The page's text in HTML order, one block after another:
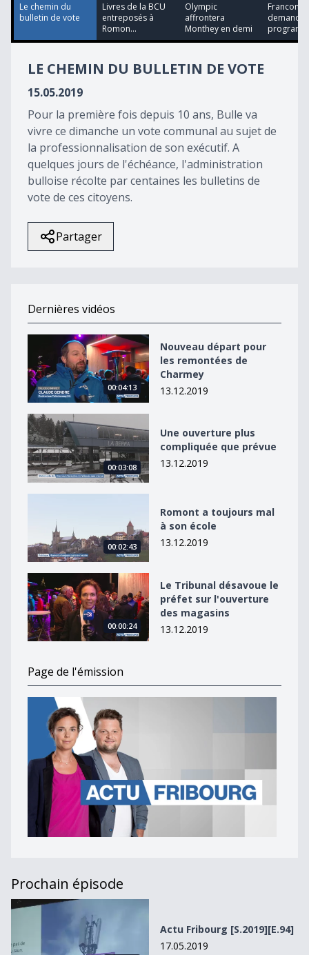
18
seconds
Le chemin du
bulletin de vote
Livres de la BCU
entreposés à
Romon...
Olympic
affrontera
Monthey en demi
LE CHEMIN DU BULLETIN DE VOTE
15.05.2019
Pour la première fois depuis 10 ans, Bulle va
vivre ce dimanche un vote communal au sujet de
la professionnalisation de son exécutif. A
quelques jours de l'échéance, l'administration
bulloise récolte par centaines les bulletins de
vote de ces citoyens.
Partager
Dernières vidéos
Nouveau départ pour les remontées de Charmey
00:04:13
Nouveau départ pour
les remontées de
Charmey
13.12.2019
Une ouverture plus compliquée que prévue
00:03:08
Une ouverture plus
compliquée que prévue
13.12.2019
00:02:43
Romont a toujours mal
à son école
13.12.2019
Le Tribunal désavoue le préfet sur l&#039;ouverture
00:00:24
Le Tribunal désavoue le
préfet sur l'ouverture
des magasins
13.12.2019
Page de l'émission
Prochain épisode
Actu Fribourg [S.2019][E.94]
Actu Fribourg [S.2019][E.94]
17.05.2019